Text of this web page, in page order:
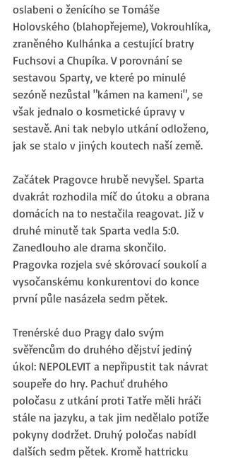
oslabeni o ženícího se Tomáše
Holovského (blahopřejeme), Vokrouhlíka,
zraněného Kulhánka a cestující bratry
Fuchsovi a Chupíka. V porovnání se
sestavou Sparty, ve které po minulé
sezóně nezůstal "kámen na kameni", se
však jednalo o kosmetické úpravy v
sestavě. Ani tak nebylo utkání odloženo,
jak se stalo v jiných koutech naší země.
Začátek Pragovce hrubě nevyšel. Sparta
dvakrát rozhodila míč do útoku a obrana
domácích na to nestačila reagovat. Již v
druhé minutě tak Sparta vedla 5:0.
Zanedlouho ale drama skončilo.
Pragovka rozjela své skórovací soukolí a
vysočanskému konkurentovi do konce
první půle nasázela sedm pětek.
Trenérské duo Pragy dalo svým
svěřencům do druhého dějství jediný
úkol: NEPOLEVIT a nepřipustit tak návrat
soupeře do hry. Pachuť druhého
poločasu z utkání proti Tatře měli hráči
stále na jazyku, a tak jim nedělalo potíže
pokyny dodržet. Druhý poločas nabídl
dalších sedm pětek. Kromě hattricku